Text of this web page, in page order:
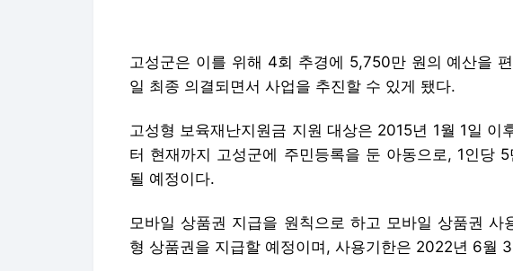
고성군은 이를 위해 4회 추경에 5,750만 원의 예산을
일 최종 의결되면서 사업을 추진할 수 있게 됐다.
고성형 보육재난지원금 지원 대상은 2015년 1월 1일 이
터 현재까지 고성군에 주민등록을 둔 아동으로, 1인당
될 예정이다.
모바일 상품권 지급을 원칙으로 하고 모바일 상품권 사
형 상품권을 지급할 예정이며, 사용기한은 2022년 6월